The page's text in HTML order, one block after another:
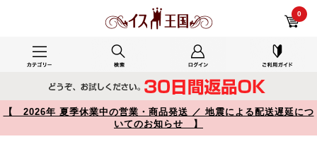
0
【 2026年 夏季休業中の営業・商品発送 ／ 地震による配送遅延につ
いてのお知らせ 】